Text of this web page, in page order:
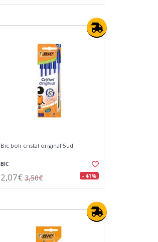
Bic boli cristal original 5ud.
BIC
2,07€ 3,50€ - 41%